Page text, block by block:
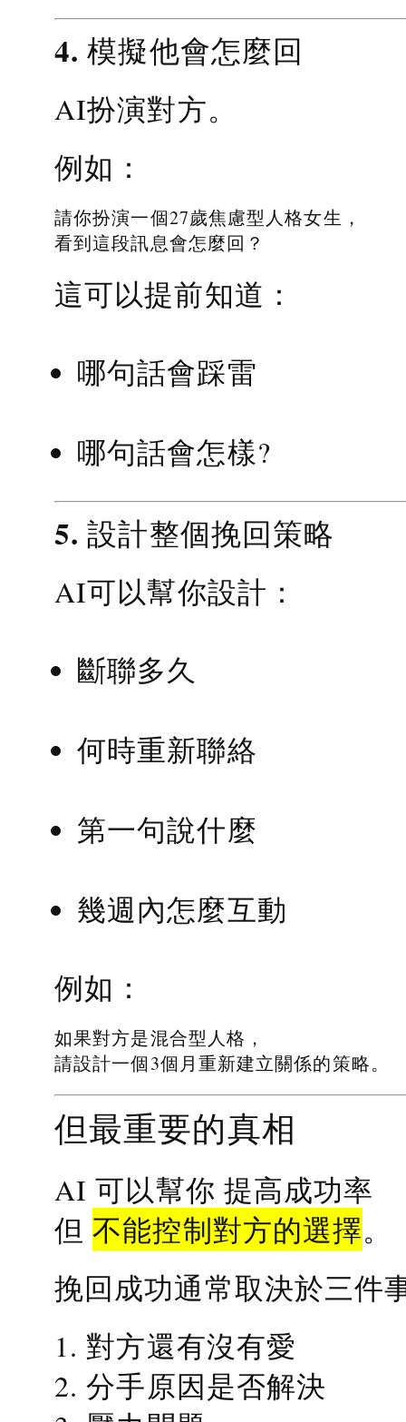
4. 模擬他會怎麼回
AI扮演對方。
例如：
請你扮演一個27歲焦慮型人格女生，
看到這段訊息會怎麼回？
這可以提前知道：
哪句話會踩雷
哪句話會怎樣?
5. 設計整個挽回策略
AI可以幫你設計：
斷聯多久
何時重新聯絡
第一句說什麼
幾週內怎麼互動
例如：
如果對方是混合型人格，
請設計一個3個月重新建立關係的策略。
但最重要的真相
AI 可以幫你 提高成功率
但不能控制對方的選擇。
挽回成功通常取決於三件
1. 對方還有沒有愛
2. 分手原因是否解決